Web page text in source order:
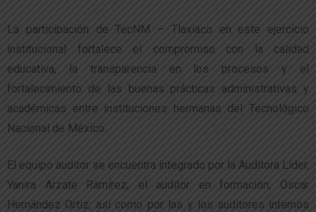
La participación de TecNM – Tlaxiaco en este ejercicio
institucional fortalece el compromiso con la calidad
educativa, la transparencia en los procesos y el
fortalecimiento de las buenas prácticas administrativas y
académicas entre instituciones hermanas del Tecnológico
Nacional de México.
El equipo auditor se encuentra integrado por la Auditora Líder,
Yanira Arzate Ramírez; el auditor en formación; Oscar
Hernández Ortiz; así como por las y los auditores internos